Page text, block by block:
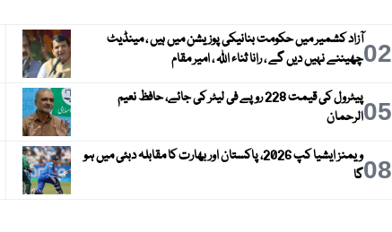
02آزاد کشمیر میں حکومت بنانیکی پوزیشن میں ہیں ، مینڈیٹ
چھیننے نہیں دیں گے ، رانا ثناء اللہ ، امیر مقام
05
پیٹرول کی قیمت 228 روپے فی لیٹر کی جائے، حافظ نعیم
الرحمان
08
ویمنز ایشیا کپ 2026، پاکستان اور بھارت کا مقابلہ دبئی میں ہو
گا